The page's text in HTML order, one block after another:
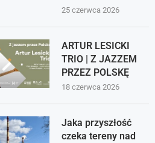
25 czerwca 2026
ARTUR LESICKI
TRIO | Z JAZZEM
PRZEZ POLSKĘ
18 czerwca 2026
Jaka przyszłość
czeka tereny nad